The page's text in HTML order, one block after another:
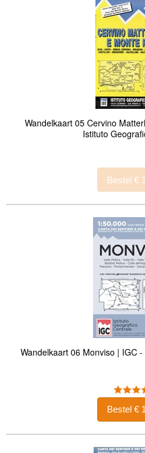
Wandelkaart 05 Cervino
Istituto
Wandelkaart 06 Monviso | IGC